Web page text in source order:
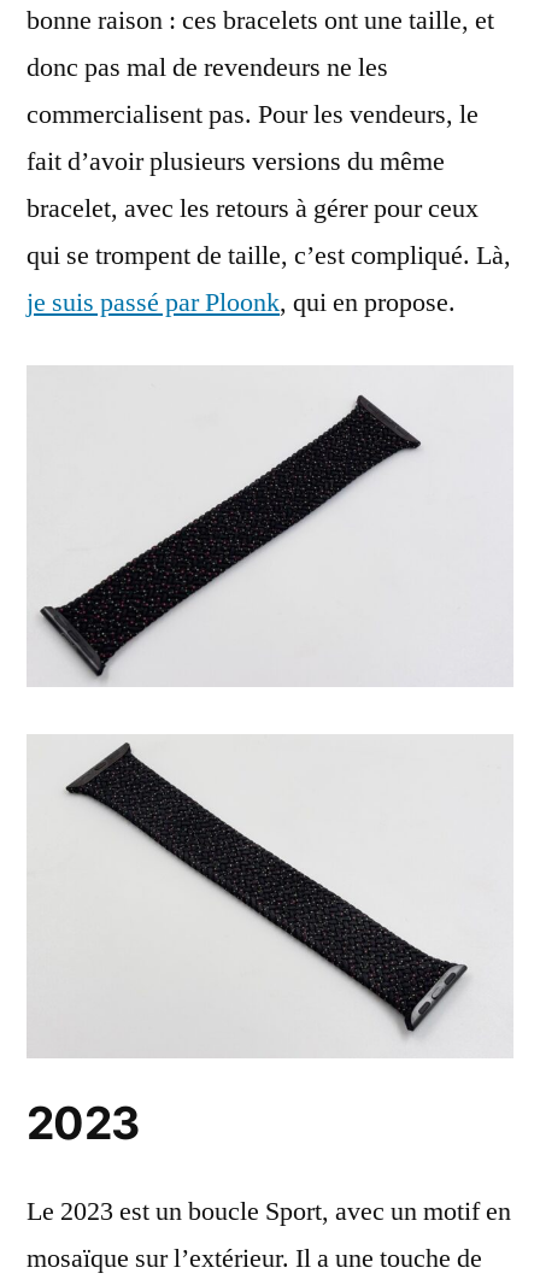
bonne raison : ces bracelets ont une taille, et
donc pas mal de revendeurs ne les
commercialisent pas. Pour les vendeurs, le
fait d’avoir plusieurs versions du même
bracelet, avec les retours à gérer pour ceux
qui se trompent de taille, c’est compliqué. Là,
je suis passé par Ploonk, qui en propose.
2023
Le 2023 est un boucle Sport, avec un motif en
mosaïque sur l’extérieur. Il a une touche de